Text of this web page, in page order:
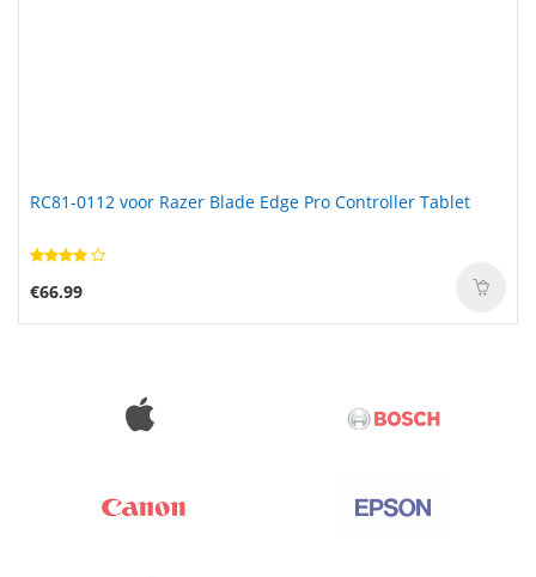
RC81-0112 voor Razer Blade Edge Pro Controller Tablet
€66.99